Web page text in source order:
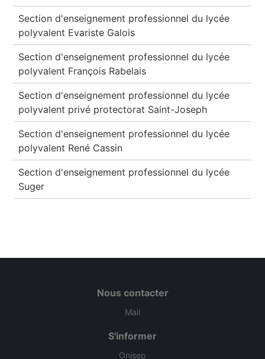
Section d'enseignement professionnel du lycée
polyvalent Evariste Galois
Section d'enseignement professionnel du lycée
polyvalent François Rabelais
Section d'enseignement professionnel du lycée
polyvalent privé protectorat Saint-Joseph
Section d'enseignement professionnel du lycée
polyvalent René Cassin
Section d'enseignement professionnel du lycée
Suger
Nous contacter
Mail
S'informer
Onisep